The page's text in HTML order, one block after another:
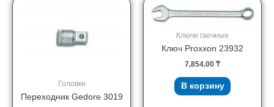
Головки
Переходник Gedore 3019
Ключи гаечные
Ключ Proxxon 23932
7,854.00 ₸
В корзину